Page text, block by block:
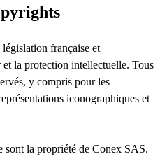
législation française et
la protection intellectuelle. Tous
y compris pour les
iconographiques et
sont la propriété de Conex SAS.